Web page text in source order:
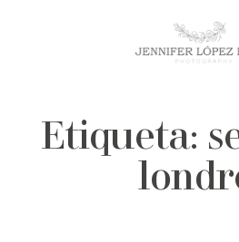
INICIO
BODAS
Etiqueta: